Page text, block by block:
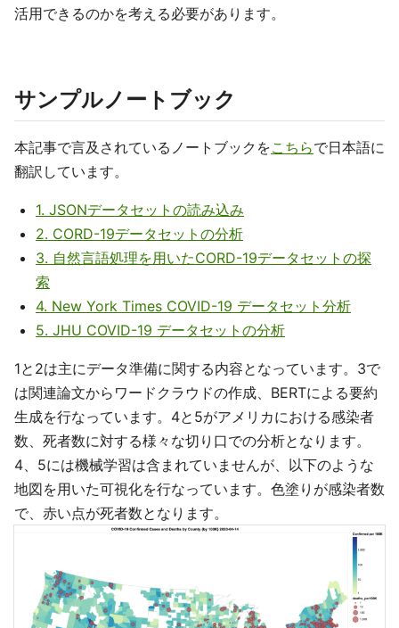
活用できるのかを考える必要があります。
サンプルノートブック
本記事で言及されているノートブックをこちらで日本語に
翻訳しています。
1. JSONデータセットの読み込み
2. CORD-19データセットの分析
3. 自然言語処理を用いたCORD-19データセットの探
索
4. New York Times COVID-19 データセット分析
5. JHU COVID-19 データセットの分析
1と2は主にデータ準備に関する内容となっています。3で
は関連論文からワードクラウドの作成、BERTによる要約
生成を行なっています。4と5がアメリカにおける感染者
数、死者数に対する様々な切り口での分析となります。
4、5には機械学習は含まれていませんが、以下のような
地図を用いた可視化を行なっています。色塗りが感染者数
で、赤い点が死者数となります。